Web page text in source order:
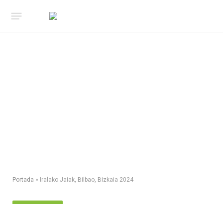
Portada » Iralako Jaiak, Bilbao, Bizkaia 2024